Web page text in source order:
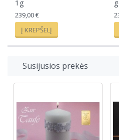
1g
239,00 €
Į KREPŠELĮ
Susijusios prekės